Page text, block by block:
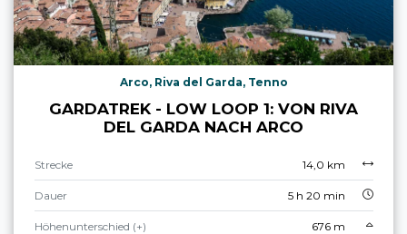
Arco, Riva del Garda, Tenno
GARDATREK - LOW LOOP 1: VON RIVA
DEL GARDA NACH ARCO
Strecke 14,0 km
Dauer 5 h 20 min
Höhenunterschied (+) 676 m